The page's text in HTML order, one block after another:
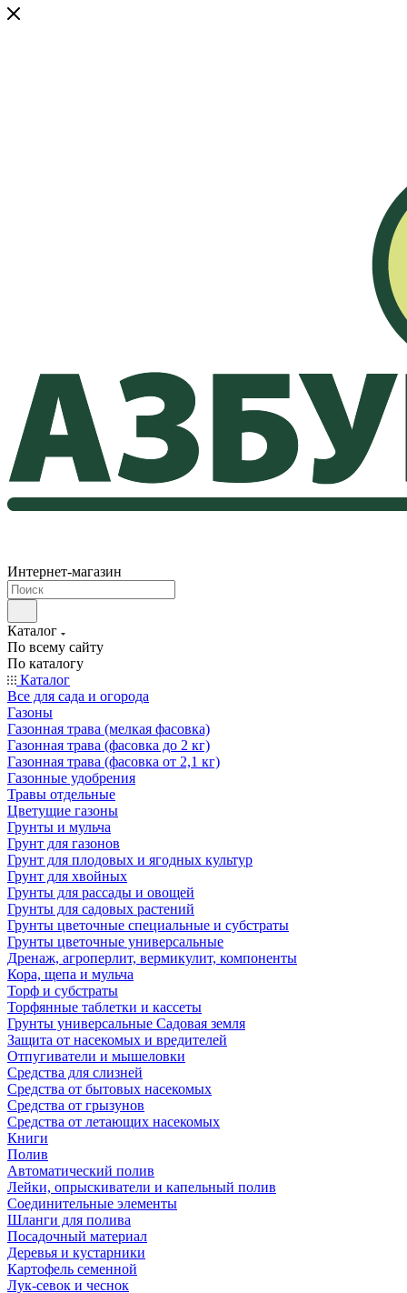
Интернет-магазин
Каталог
По всему сайту
По каталогу
Каталог
Все для сада и огорода
Газоны
Газонная трава (мелкая фасовка)
Газонная трава (фасовка до 2 кг)
Газонная трава (фасовка от 2,1 кг)
Газонные удобрения
Травы отдельные
Цветущие газоны
Грунты и мульча
Грунт для газонов
Грунт для плодовых и ягодных культур
Грунт для хвойных
Грунты для рассады и овощей
Грунты для садовых растений
Грунты цветочные специальные и субстраты
Грунты цветочные универсальные
Дренаж, агроперлит, вермикулит, компоненты
Кора, щепа и мульча
Торф и субстраты
Торфянные таблетки и кассеты
Грунты универсальные Садовая земля
Защита от насекомых и вредителей
Отпугиватели и мышеловки
Средства для слизней
Средства от бытовых насекомых
Средства от грызунов
Средства от летающих насекомых
Книги
Полив
Автоматический полив
Лейки, опрыскиватели и капельный полив
Соединительные элементы
Шланги для полива
Посадочный материал
Деревья и кустарники
Картофель семенной
Лук-севок и чеснок